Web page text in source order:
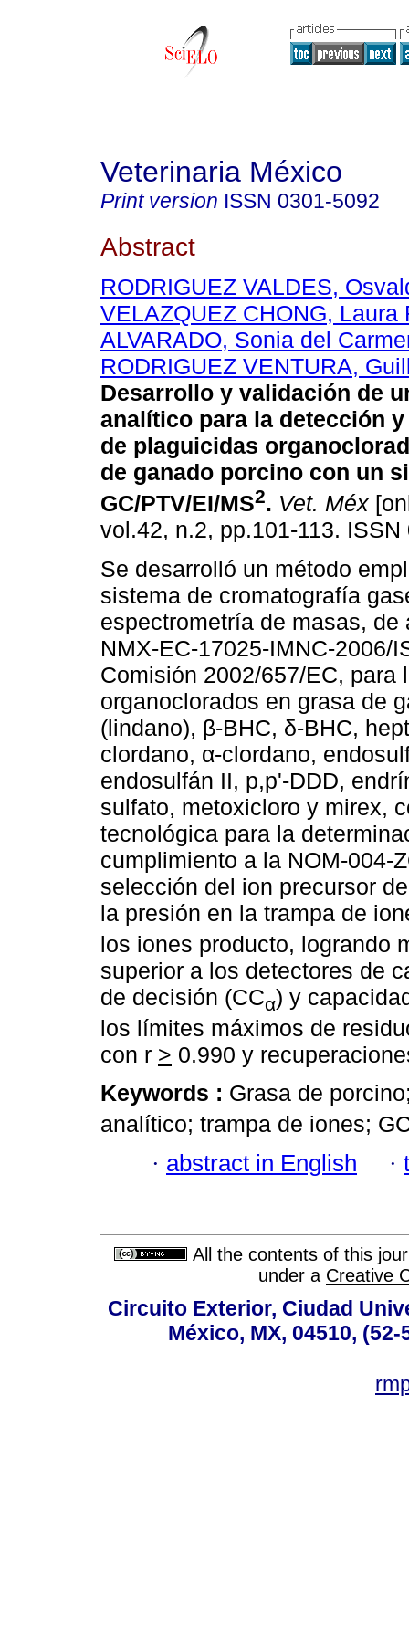
Veterinaria México
Print version ISSN 0301-5092
Abstract
RODRIGUEZ VALDES,
VELAZQUEZ CHONG, Laura
ALVARADO, Sonia del
RODRIGUEZ VENTURA,
Desarrollo y validación de
analítico para la detección
de plaguicidas
de ganado porcino con un
GC/PTV/EI/MS2. Vet. Méx
vol.42, n.2, pp.101-113. ISSN
Se desarrolló un método
sistema de cromatografía
espectrometría de masas,
NMX-EC-17025-IMNC-2006/
Comisión 2002/657/EC,
organoclorados en grasa de
(lindano), β-BHC, δ-BHC,
clordano, α-clordano,
endosulfán II, p,p'-DDD,
sulfato, metoxicloro y mirex,
tecnológica para la
cumplimiento a la NOM-004-
selección del ion precursor
la presión en la trampa de
los iones producto, logrando
superior a los detectores de
de decisión (CCα) y
los límites máximos de
con r > 0.990 y
Keywords : Grasa de
analítico; trampa de iones;
· abstract in English ·
All the contents of this
under a Creative
Circuito Exterior, Ciudad
México, MX, 04510,